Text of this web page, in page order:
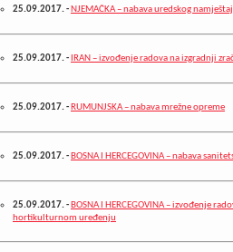
25.09.2017.-NJEMAČKA – nabava uredskog
25.09.2017.-IRAN – izvođenje radova na izgradnji
25.09.2017.- RUMUNJSKA – nabava mrežne opreme
25.09.2017.- BOSNA I HERCEGOVINA – nabava
25.09.2017.- BOSNA I HERCEGOVINA – izvođenje
hortikulturnom uređenju